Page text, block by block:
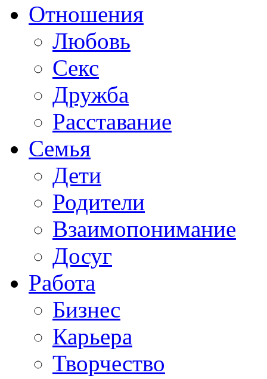
Отношения
Любовь
Секс
Дружба
Расставание
Семья
Дети
Родители
Взаимопонимание
Досуг
Работа
Бизнес
Карьера
Творчество